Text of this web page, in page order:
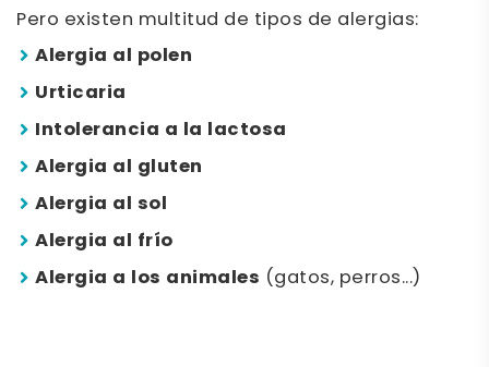
Pero existen multitud de tipos de alergias:
Alergia al polen
Urticaria
Intolerancia a la lactosa
Alergia al gluten
Alergia al sol
Alergia al frío
Alergia a los animales (gatos, perros...)